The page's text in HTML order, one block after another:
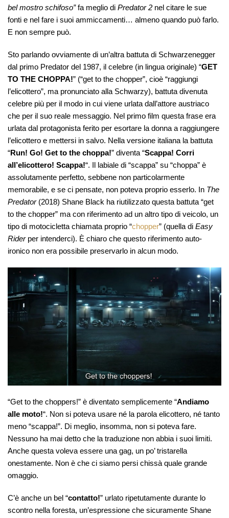
bel mostro schifoso”fa meglio di Predator 2 nel citare le sue
fonti e nel fare i suoi ammiccamenti… almeno quando può farlo.
E non sempre può.
Sto parlando ovviamente di un’altra battuta di Schwarzenegger
dal primo Predator del 1987, il celebre (in lingua originale) “GET
TO THE CHOPPA!” (“get to the chopper”, cioè “raggiungi
l’elicottero”, ma pronunciato alla Schwarzy), battuta divenuta
celebre più per il modo in cui viene urlata dall’attore austriaco
che per il suo reale messaggio. Nel primo film questa frase era
urlata dal protagonista ferito per esortare la donna a raggiungere
l’elicottero e mettersi in salvo. Nella versione italiana la battuta
“Run! Go! Get to the choppa!” diventa “Scappa! Corri
all’elicottero! Scappa!“. Il labiale di “scappa” su “choppa” è
assolutamente perfetto, sebbene non particolarmente
memorabile, e se ci pensate, non poteva proprio esserlo. In The
Predator(2018) Shane Black ha riutilizzato questa battuta “get
to the chopper” ma con riferimento ad un altro tipo di veicolo, un
tipo di motocicletta chiamata proprio “chopper” (quella di Easy
Riderper intenderci). È chiaro che questo riferimento auto-
ironico non era possibile preservarlo in alcun modo.
“Get to the choppers!” è diventato semplicemente “Andiamo
alle moto!“. Non si poteva usare né la parola elicottero, né tanto
meno “scappa!”. Di meglio, insomma, non si poteva fare.
Nessuno ha mai detto che la traduzione non abbia i suoi limiti.
Anche questa voleva essere una gag, un po’ tristarella
onestamente. Non è che ci siamo persi chissà quale grande
omaggio.
C’è anche un bel “contatto!” urlato ripetutamente durante lo
scontro nella foresta, un’espressione che sicuramente Shane